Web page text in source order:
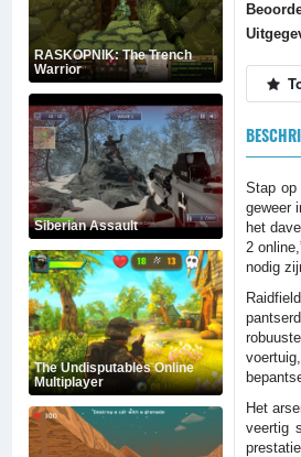
RASKOPNIK: The Trench
Warrior
Siberian Assault
The Undisputables Online
Multiplayer
Stap op
geweer
het
2
nodig
Het
veertig